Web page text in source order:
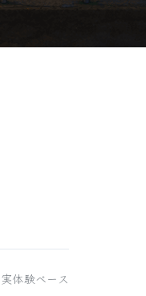
体験ベース